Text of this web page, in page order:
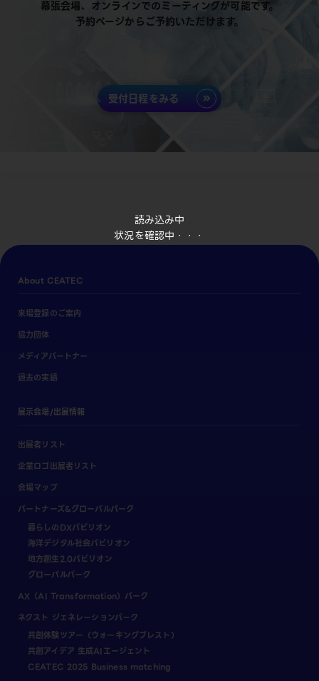
読み込み中
状況を確認中・・・
幕張会場、オンラインでのミーティングが可能です。
予約ページからご予約いただけます。
受付日程をみる
About CEATEC
来場登録のご案内
協力団体
メディアパートナー
過去の実績
展示会場/出展情報
出展者リスト
企業ロゴ出展者リスト
会場マップ
パートナーズ&グローバルパーク
暮らしのDXパビリオン
海洋デジタル社会パビリオン
地方創生2.0パビリオン
グローバルパーク
AX（AI Transformation）パーク
ネクスト ジェネレーションパーク
共創体験ツアー（ウォーキングブレスト）
共創アイデア 生成AIエージェント
CEATEC 2025 Business matching